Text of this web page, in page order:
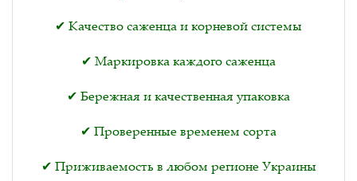
✔ Качество саженца и корневой системы
✔ Маркировка каждого саженца
✔ Бережная и качественная упаковка
✔ Проверенные временем сорта
✔ Приживаемость в любом регионе Украины